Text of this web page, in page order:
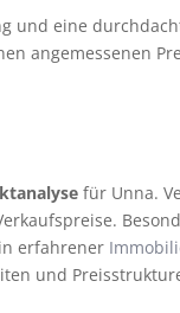
und eine
angemessenen
für Unna.
erfahrener
und